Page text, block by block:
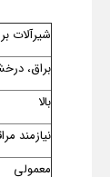
شیرآلات
براق،
بالا
نیازمند
معمولی